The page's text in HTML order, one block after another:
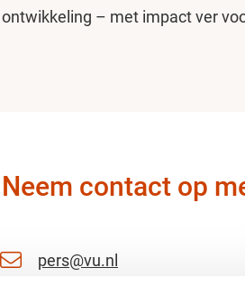
ontwikkeling – met impact ver
Neem contact op
pers@vu.nl